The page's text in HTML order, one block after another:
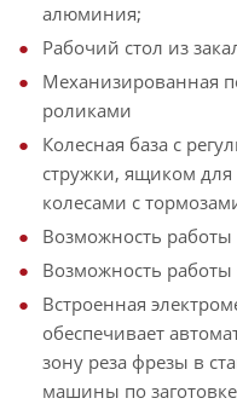
алюминия;
Рабочий стол из
Механизированная
роликами
Колесная база с
стружки, ящиком
колесами с
Возможность работы
Возможность работы
Встроенная
обеспечивает
зону реза фрезы в
машины по